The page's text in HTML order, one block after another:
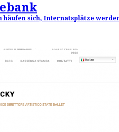
sich, Internatsplätze